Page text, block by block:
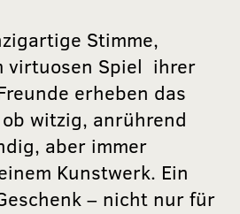
Stimme,
virtuosen Spiel ihrer
erheben das
witzig, anrührend
aber immer
Kunstwerk. Ein
– nicht nur für